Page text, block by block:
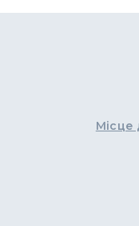
Місце